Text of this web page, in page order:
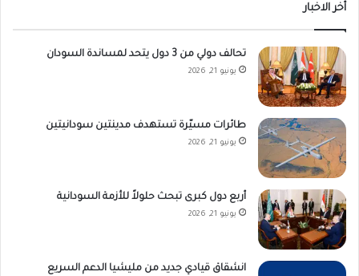
أخر الاخبار
تحالف دولي من 3 دول يتحد لمساندة السودان
يونيو 21, 2026
طائرات مسيّرة تستهدف مدينتين سودانيتين
يونيو 21, 2026
أربع دول كبرى تبحث حلولاً للأزمة السودانية
يونيو 21, 2026
انشقاق قيادي جديد من مليشيا الدعم السريع